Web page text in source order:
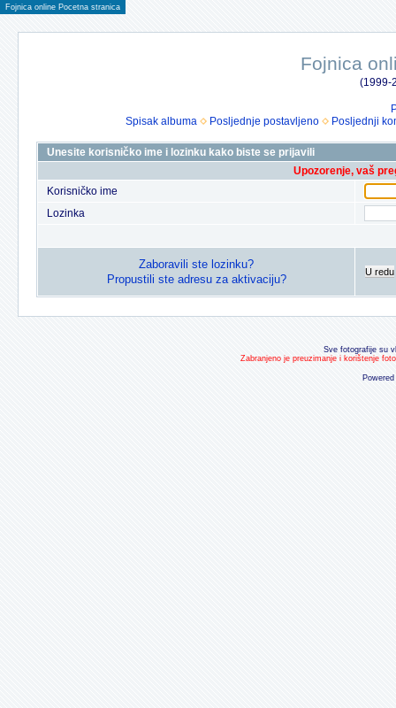
Fojnica online Pocetna stranica
Fojnica
(1999-
Spisak albuma
Posljednje postavljeno Posljednji
Unesite korisničko ime i lozinku kako biste se prijavili
Upozorenje, vaš
Korisničko ime
Lozinka
Zaboravili ste lozinku?
Propustili ste adresu za aktivaciju?
U redu
Sve fotografije su
Zabranjeno je preuzimanje i korištenje